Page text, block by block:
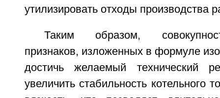
утилизировать отходы производства
Таким образом,
признаков, изложенных в формуле
достичь желаемый технический
увеличить стабильность котельного